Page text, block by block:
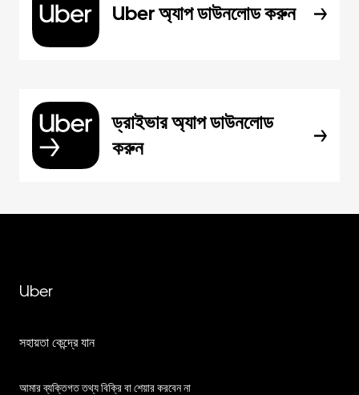
Uber অ্যাপ ডাউনলোড করুন
ড্রাইভার অ্যাপ ডাউনলোড
করুন
Uber
সহায়তা কেন্দ্রে যান
আমার ব্যক্তিগত তথ্য বিক্রি বা শেয়ার করবেন না